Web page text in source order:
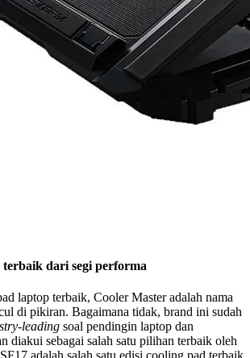
dari segi performa
laptop terbaik, Cooler Master adalah nama
di pikiran. Bagaimana tidak, brand ini sudah
leading soal pendingin laptop dan
diakui sebagai salah satu pilihan terbaik oleh
adalah salah satu edisi cooling pad terbaik